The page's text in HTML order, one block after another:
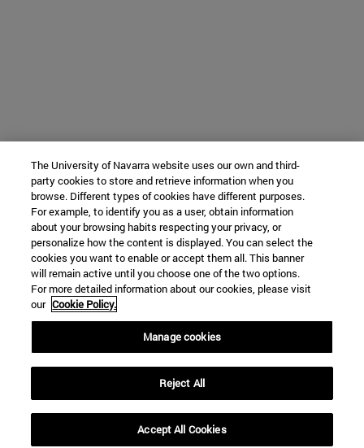
The University of Navarra website uses our own and third-
party cookies to store and retrieve information when you
browse. Different types of cookies have different purposes.
For example, to identify you as a user, obtain information
about your browsing habits respecting your privacy, or
personalize how the content is displayed. You can select the
cookies you want to enable or accept them all. This banner
will remain active until you choose one of the two options.
For more detailed information about our cookies, please visit
our Cookie Policy.
Manage cookies
Reject All
Accept All Cookies